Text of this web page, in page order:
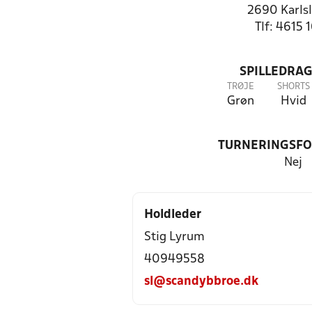
2690
Tlf: 4615
TRØJE
Grøn
SHORTS
Hvid
Nej
Holdleder
Stig Lyrum
40949558
sl@scandybbroe.dk